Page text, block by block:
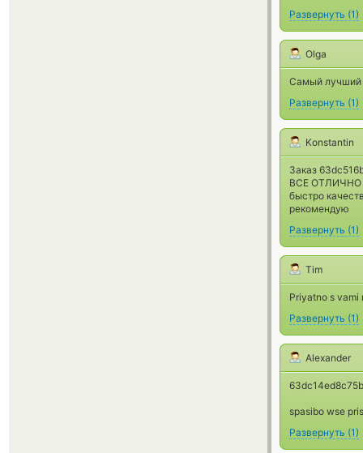
Развернуть (1)
Olga
Самый лучший
Развернуть (1)
Konstantin
Заказ
ВСЕ ОТЛИЧНО
быстро
рекомендую
Развернуть (1)
Tim
Priyatno s vami
Развернуть (1)
Alexander
63dc14ed8c75b
spasibo wse
Развернуть (1)